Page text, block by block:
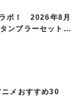
ラボ！ 2026年8月
ンブラーセットな
ニメおすすめ30